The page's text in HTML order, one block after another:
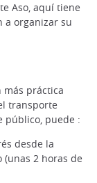
Aso, aquí tiene
a organizar su
más práctica
transporte
público, puede :
desde la
(unas 2 horas de